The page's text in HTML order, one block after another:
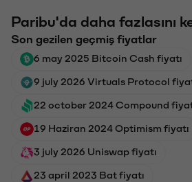
Paribu'da daha fazlasını
Son gezilen geçmiş fiyatlar
6 may 2025 Bitcoin Cash fiyatı
9 july 2026 Virtuals Protocol
22 october 2024 Compound
19 Haziran 2024 Optimism fiyatı
3 july 2026 Uniswap fiyatı
23 april 2023 Bat fiyatı